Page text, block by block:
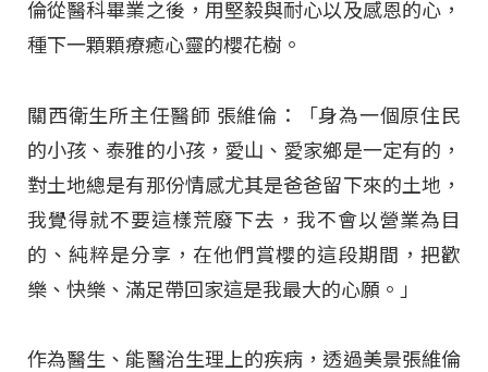
倫從醫科畢業之後，用堅毅與耐心以及感恩的心，
種下一顆顆療癒心靈的櫻花樹。
關西衛生所主任醫師 張維倫：「身為一個原住民
的小孩、泰雅的小孩，愛山、愛家鄉是一定有的，
對土地總是有那份情感尤其是爸爸留下來的土地，
我覺得就不要這樣荒廢下去，我不會以營業為目
的、純粹是分享，在他們賞櫻的這段期間，把歡
樂、快樂、滿足帶回家這是我最大的心願。」
作為醫生、能醫治生理上的疾病，透過美景張維倫